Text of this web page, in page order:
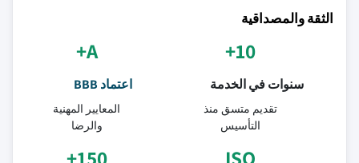
الثقة والمصداقية
10+
سنوات في الخدمة
تقديم متسق منذ
التأسيس
A+
اعتماد BBB
المعايير المهنية
والرضا